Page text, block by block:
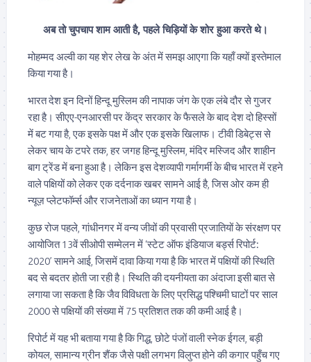
अब तो चुपचाप शाम आती है, पहले चिड़ियों के शोर हुआ करते थे।
मोहम्मद अल्वी का यह शेर लेख के अंत में समझ आएगा कि यहाँ क्यों इस्तेमाल
किया गया है।
भारत देश इन दिनों हिन्दू मुस्लिम की नापाक जंग के एक लंबे दौर से गुजर
रहा है। सीएए-एनआरसी पर केंद्र सरकार के फैसले के बाद देश दो हिस्सों
में बट गया है, एक इसके पक्ष में और एक इसके खिलाफ। टीवी डिबेट्स से
लेकर चाय के टपरे तक, हर जगह हिन्दू मुस्लिम, मंदिर मस्जिद और शाहीन
बाग ट्रेंड में बना हुआ है। लेकिन इस देशव्यापी गर्मागर्मी के बीच भारत में रहने
वाले पक्षियों को लेकर एक दर्दनाक खबर सामने आई है, जिस ओर कम ही
न्यूज़ प्लेटफॉर्म्स और राजनेताओं का ध्यान गया है।
कुछ रोज पहले, गांधीनगर में वन्‍य जीवों की प्रवासी प्रजातियों के संरक्षण पर
आयोजित 13वें सीओपी सम्मेलन में ‘स्टेट ऑफ इंडियाज बर्ड्स रिपोर्ट:
2020’ सामने आई, जिसमें दावा किया गया है कि भारत में पक्षियों की स्थिति
बद से बदतर होती जा रही है। स्थिति की दयनीयता का अंदाजा इसी बात से
लगाया जा सकता है कि जैव विविधता के लिए प्रसिद्ध पश्चिमी घाटों पर साल
2000 से पक्षियों की संख्या में 75 प्रतिशत तक की कमी आई है।
रिपोर्ट में यह भी बताया गया है कि गिद्ध, छोटे पंजों वाली स्नेक ईगल, बड़ी
कोयल, सामान्य ग्रीन शैंक जैसे पक्षी लगभग विलुप्त होने की कगार पहुँच गए